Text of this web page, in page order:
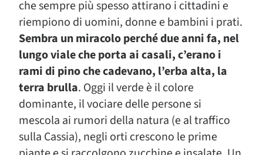
che sempre più spesso attirano i cittadini e
riempiono di uomini, donne e bambini i prati.
Sembra un miracolo perché due anni fa, nel
lungo viale che porta ai casali, c’erano i
rami di pino che cadevano, l’erba alta, la
terra brulla. Oggi il verde è il colore
dominante, il vociare delle persone si
mescola ai rumori della natura (e al traffico
sulla Cassia), negli orti crescono le prime